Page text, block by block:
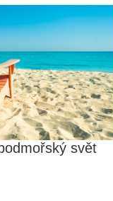
svět